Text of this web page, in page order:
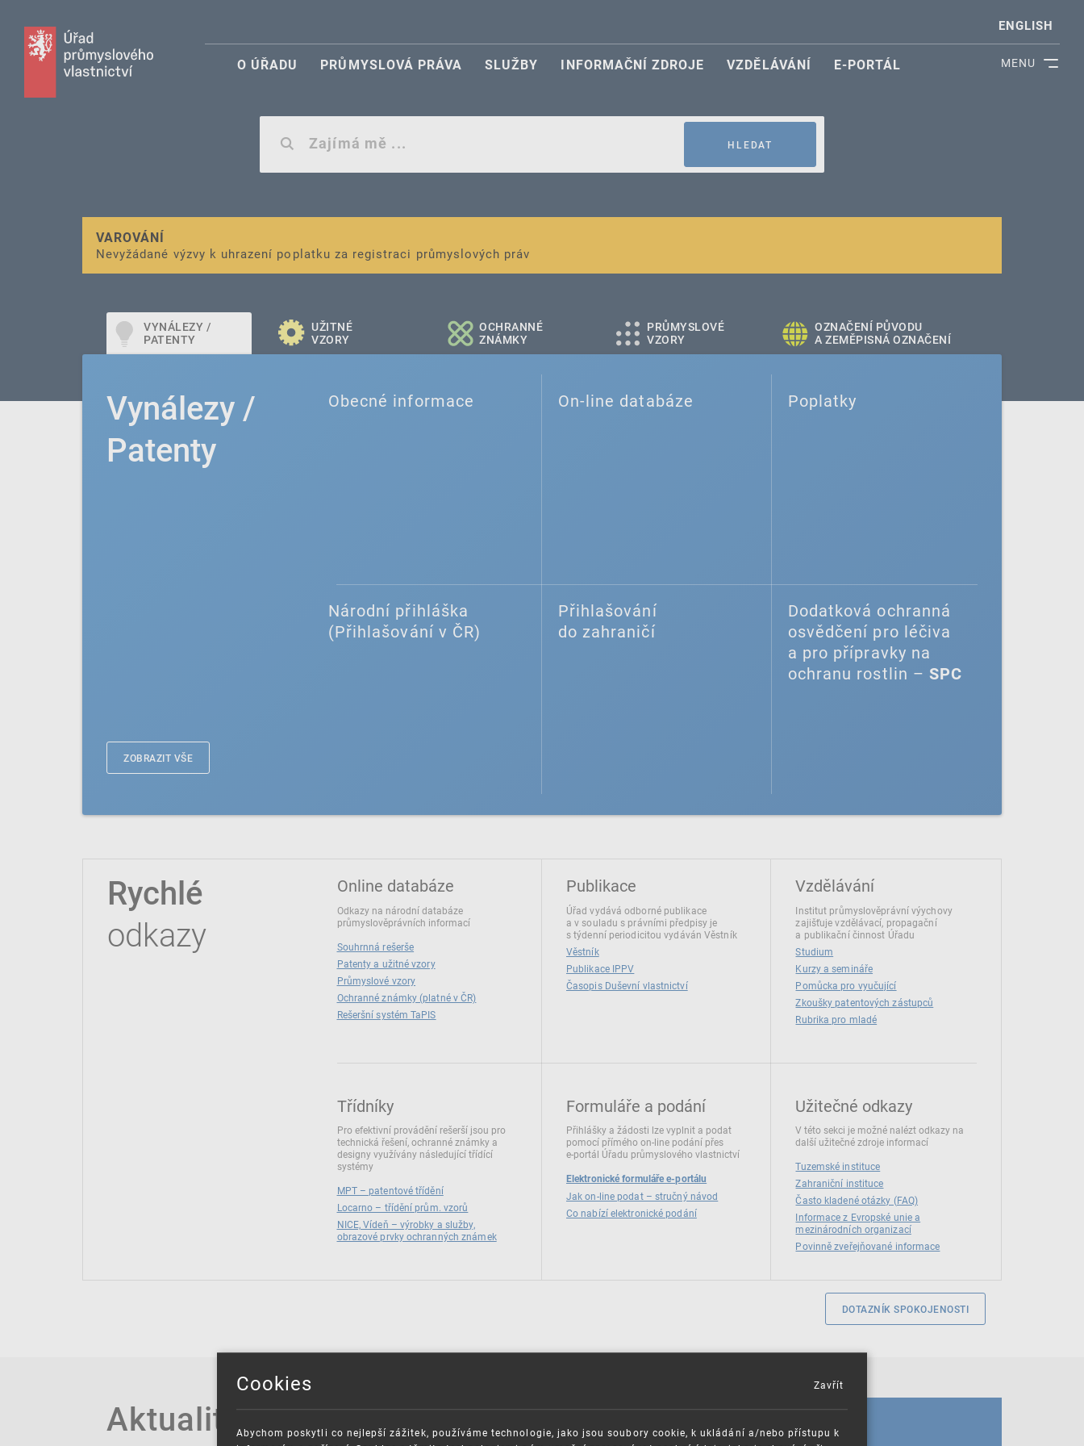
MENU
ENGLISH
O ÚŘADU PRŮMYSLOVÁ PRÁVA SLUŽBY INFORMAČNÍ ZDROJE VZDĚLÁVÁNÍ E-PORTÁL
HLEDAT
VAROVÁNÍ
Nevyžádané výzvy k uhrazení poplatku za registraci průmyslových práv
Finanční podpora
pro správu duševního vlastnictví pro malé a střední podniky
VYNÁLEZY /
PATENTY
UŽITNÉ
VZORY
OCHRANNÉ
ZNÁMKY
PRŮMYSLOVÉ
VZORY
OZNAČENÍ PŮVODU
A ZEMĚPISNÁ OZNAČENÍ
Vynálezy /
Patenty
Obecné informace On-line databáze Poplatky
Národní přihláška
(Přihlašování v ČR)
Přihlašování
do zahraničí
Dodatková ochranná
osvědčení pro léčiva
a pro přípravky na
ochranu rostlin – SPC
ZOBRAZIT VŠE
Rychlé
odkazy
Online databáze
Odkazy na národní databáze
průmyslověprávních informací
Souhrnná rešerše
Patenty a užitné vzory
Průmyslové vzory
Ochranné známky (platné v ČR)
Rešeršní systém TaPIS
Publikace
Úřad vydává odborné publikace
a v souladu s právními předpisy je
s týdenní periodicitou vydáván Věstník
Věstník
Publikace IPPV
Časopis Duševní vlastnictví
Vzdělávání
Institut průmyslověprávní výychovy
zajišťuje vzdělávací, propagační
a publikační činnost Úřadu
Studium
Kurzy a semináře
Pomůcka pro vyučující
Zkoušky patentových zástupců
Rubrika pro mladé
Třídníky
Pro efektivní provádění rešerší jsou pro
technická řešení, ochranné známky a
designy využívány následující třídící
systémy
MPT – patentové třídění
Locarno – třídění prům. vzorů
NICE, Vídeň – výrobky a služby,
obrazové prvky ochranných známek
Formuláře a podání
Přihlášky a žádosti lze vyplnit a podat
pomocí přímého on‑line podání přes
e‑portál Úřadu průmyslového vlastnictví
Elektronické formuláře e-portálu
Jak on-line podat – stručný návod
Co nabízí elektronické podání
Užitečné odkazy
V této sekci je možné nalézt odkazy na
další užitečné zdroje informací
Tuzemské instituce
Zahraniční instituce
Často kladené otázky (FAQ)
Informace z Evropské unie a
mezinárodních organizací
Povinně zveřejňované informace
DOTAZNÍK SPOKOJENOSTI
Aktuality KALENDÁŘ
Cookies
Abychom poskytli co nejlepší zážitek, používáme technologie, jako jsou soubory cookie, k ukládání a/nebo přístupu k
Zavřít